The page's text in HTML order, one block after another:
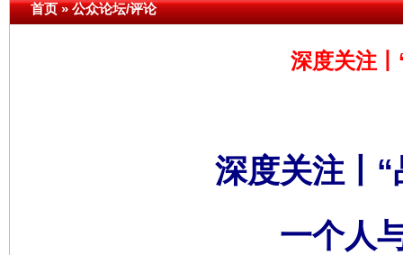
首页»公众论坛/评论
深度关注
深度关注丨
一个人